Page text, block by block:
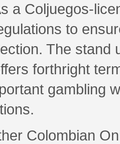
a Coljuegos-
to
The stand
forthright
gambling
Colombian